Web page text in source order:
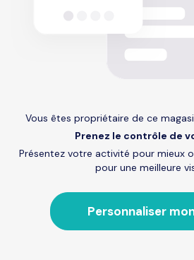
Vous êtes propriétaire de ce
Prenez le contrôle de
Présentez votre activité pour mieux
pour une meilleure
Personnaliser